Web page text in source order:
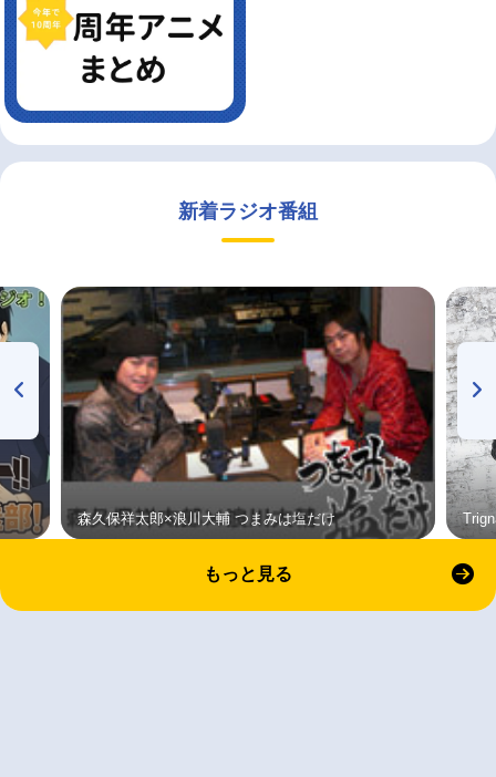
新着ラジオ番組
森久保祥太郎×浪川大輔 つまみは塩だけ
もっと見る